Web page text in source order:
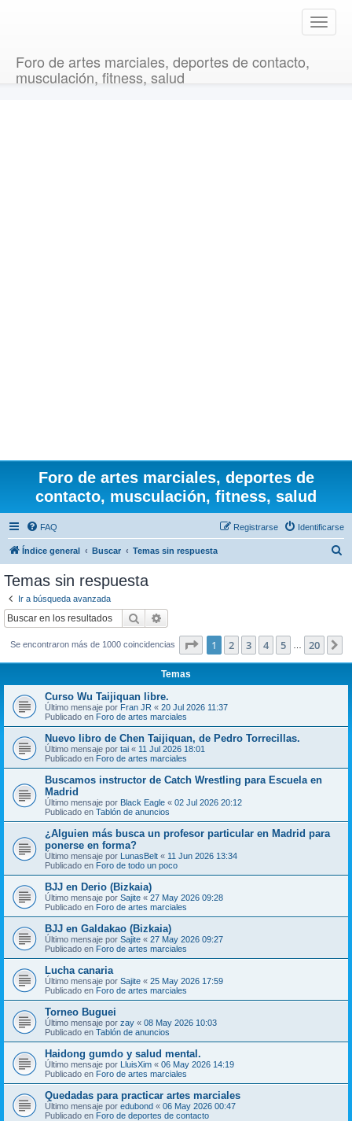
T
o
Foro de artes marciales, deportes de contacto,
musculación, fitness, salud
Foro de artes marciales, deportes de
contacto, musculación, fitness, salud
FAQ Identificarse
Registrarse
Índice general Buscar Temas sin respuesta
Temas sin respuesta
Ir a búsqueda avanzada
Buscar
Se encontraron más de 1000 coincidencias Página de 20
1 2 3 4 5 20
Temas
Curso Wu Taijiquan libre.
Último mensaje por Fran JR « 20 Jul 2026 11:37
Publicado en Foro de artes marciales
Nuevo libro de Chen Taijiquan, de Pedro Torrecillas.
Último mensaje por tai « 11 Jul 2026 18:01
Publicado en Foro de artes marciales
Buscamos instructor de Catch Wrestling para Escuela en
Madrid
Último mensaje por Black Eagle « 02 Jul 2026 20:12
Publicado en Tablón de anuncios
¿Alguien más busca un profesor particular en Madrid para
ponerse en forma?
Último mensaje por LunasBelt « 11 Jun 2026 13:34
Publicado en Foro de todo un poco
BJJ en Derio (Bizkaia)
Último mensaje por Sajite « 27 May 2026 09:28
Publicado en Foro de artes marciales
BJJ en Galdakao (Bizkaia)
Último mensaje por Sajite « 27 May 2026 09:27
Publicado en Foro de artes marciales
Lucha canaria
Último mensaje por Sajite « 25 May 2026 17:59
Publicado en Foro de artes marciales
Torneo Buguei
Último mensaje por zay « 08 May 2026 10:03
Publicado en Tablón de anuncios
Haidong gumdo y salud mental.
Último mensaje por LluisXim « 06 May 2026 14:19
Publicado en Foro de artes marciales
Quedadas para practicar artes marciales
Último mensaje por edubond « 06 May 2026 00:47
Publicado en Foro de deportes de contacto